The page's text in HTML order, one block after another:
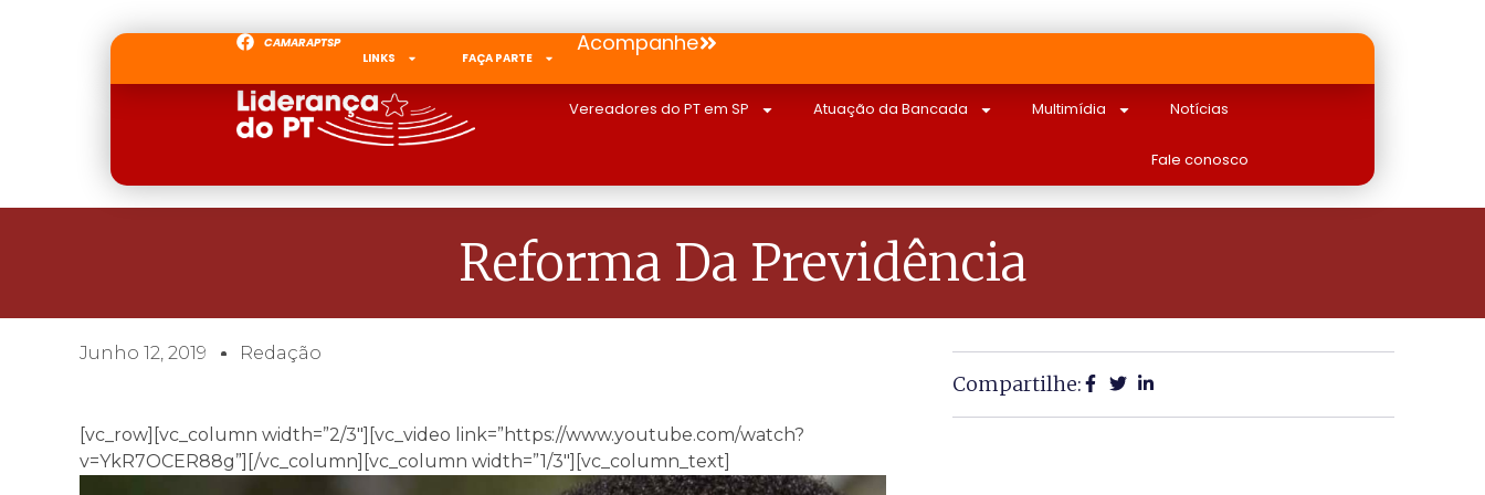
CAMARAPTSP
LINKS
FAÇA PARTE
Acompanhe
Vereadores do PT em SP Atuação da Bancada Multimídia Notícias
Fale conosco
Reforma Da Previdência
Junho 12, 2019 Redação
[vc_row][vc_column width=”2/3″][vc_video link=”https://www.youtube.com/watch?
v=YkR7OCER88g”][/vc_column][vc_column width=”1/3″][vc_column_text]
Compartilhe: